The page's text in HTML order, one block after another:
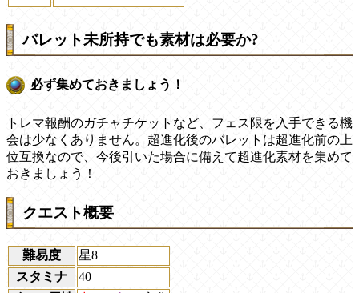
バレット未所持でも素材は必要か?
必ず集めておきましょう！
トレマ報酬のガチャチケットなど、フェス限を入手できる機
会は少なくありません。超進化後のバレットは超進化前の上
位互換なので、今後引いた場合に備えて超進化素材を集めて
おきましょう！
クエスト概要
難易度
星8
スタミナ
40